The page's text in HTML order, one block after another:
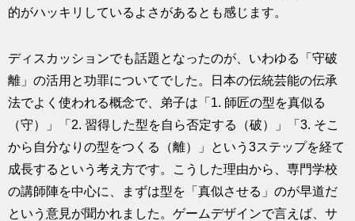
的がハッキリしているよさがあるとも感じます。
ディスカッションでも話題となったのが、いわゆる「守破
離」の活用と功罪についてでした。日本の伝統芸能の伝承
法でよく使われる概念で、弟子は「1. 師匠の型を真似る
（守）」「2. 習得した型を自ら否定する（破）」「3. そこ
から自分なりの型をつくる（離）」という3ステップを経て
成長するという考え方です。こうした理由から、専門学校
の講師陣を中心に、まずは型を「真似させる」のが早道だ
という意見が聞かれました。ゲームデザインで言えば、サ